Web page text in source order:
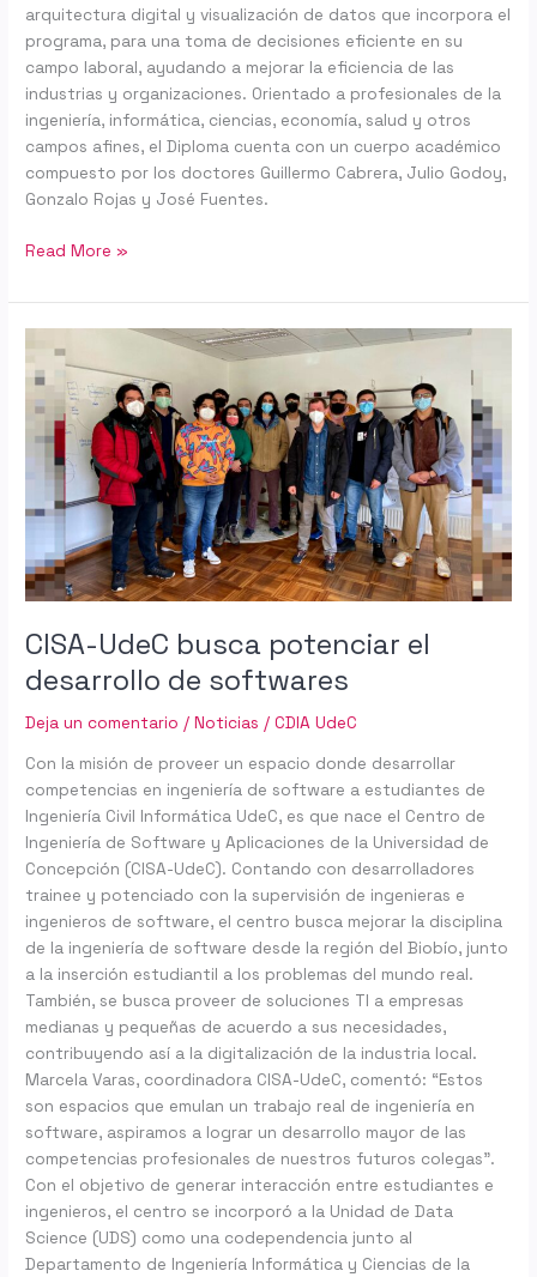
arquitectura digital y visualización de datos que incorpora el
programa, para una toma de decisiones eficiente en su
campo laboral, ayudando a mejorar la eficiencia de las
industrias y organizaciones. Orientado a profesionales de la
ingeniería, informática, ciencias, economía, salud y otros
campos afines, el Diploma cuenta con un cuerpo académico
compuesto por los doctores Guillermo Cabrera, Julio Godoy,
Gonzalo Rojas y José Fuentes.
Read More »
CISA-UdeC busca potenciar el
desarrollo de softwares
Deja un comentario /Noticias /CDIA UdeC
Con la misión de proveer un espacio donde desarrollar
competencias en ingeniería de software a estudiantes de
Ingeniería Civil Informática UdeC, es que nace el Centro de
Ingeniería de Software y Aplicaciones de la Universidad de
Concepción (CISA-UdeC). Contando con desarrolladores
trainee y potenciado con la supervisión de ingenieras e
ingenieros de software, el centro busca mejorar la disciplina
de la ingeniería de software desde la región del Biobío, junto
a la inserción estudiantil a los problemas del mundo real.
También, se busca proveer de soluciones TI a empresas
medianas y pequeñas de acuerdo a sus necesidades,
contribuyendo así a la digitalización de la industria local.
Marcela Varas, coordinadora CISA-UdeC, comentó: “Estos
son espacios que emulan un trabajo real de ingeniería en
software, aspiramos a lograr un desarrollo mayor de las
competencias profesionales de nuestros futuros colegas”.
Con el objetivo de generar interacción entre estudiantes e
ingenieros, el centro se incorporó a la Unidad de Data
Science (UDS) como una codependencia junto al
Departamento de Ingeniería Informática y Ciencias de la
UdeC
busca
potenciar
el
desarrollo